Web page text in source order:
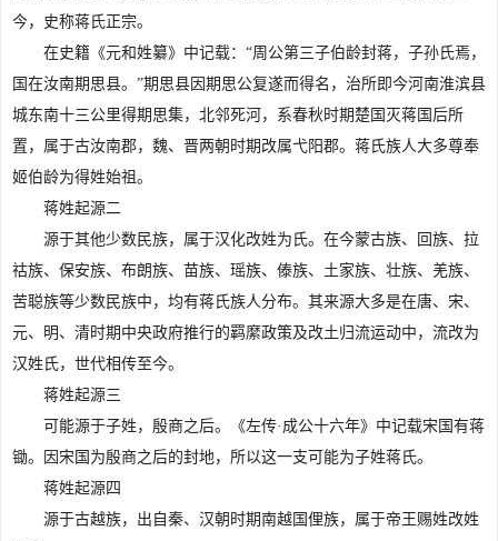
今，史称蒋氏正宗。
在史籍《元和姓纂》中记载：“周公第三子伯龄封蒋，子孙氏焉，
国在汝南期思县。”期思县因期思公复遂而得名，治所即今河南淮滨县
城东南十三公里得期思集，北邻死河，系春秋时期楚国灭蒋国后所
置，属于古汝南郡，魏、晋两朝时期改属弋阳郡。蒋氏族人大多尊奉
姬伯龄为得姓始祖。
蒋姓起源二
源于其他少数民族，属于汉化改姓为氏。在今蒙古族、回族、拉
祜族、保安族、布朗族、苗族、瑶族、傣族、土家族、壮族、羌族、
苦聪族等少数民族中，均有蒋氏族人分布。其来源大多是在唐、宋、
元、明、清时期中央政府推行的羁縻政策及改土归流运动中，流改为
汉姓氏，世代相传至今。
蒋姓起源三
可能源于子姓，殷商之后。《左传·成公十六年》中记载宋国有蒋
锄。因宋国为殷商之后的封地，所以这一支可能为子姓蒋氏。
蒋姓起源四
源于古越族，出自秦、汉朝时期南越国俚族，属于帝王赐姓改姓